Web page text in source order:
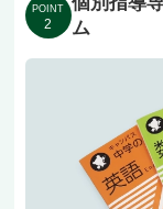
POINT
2
ム